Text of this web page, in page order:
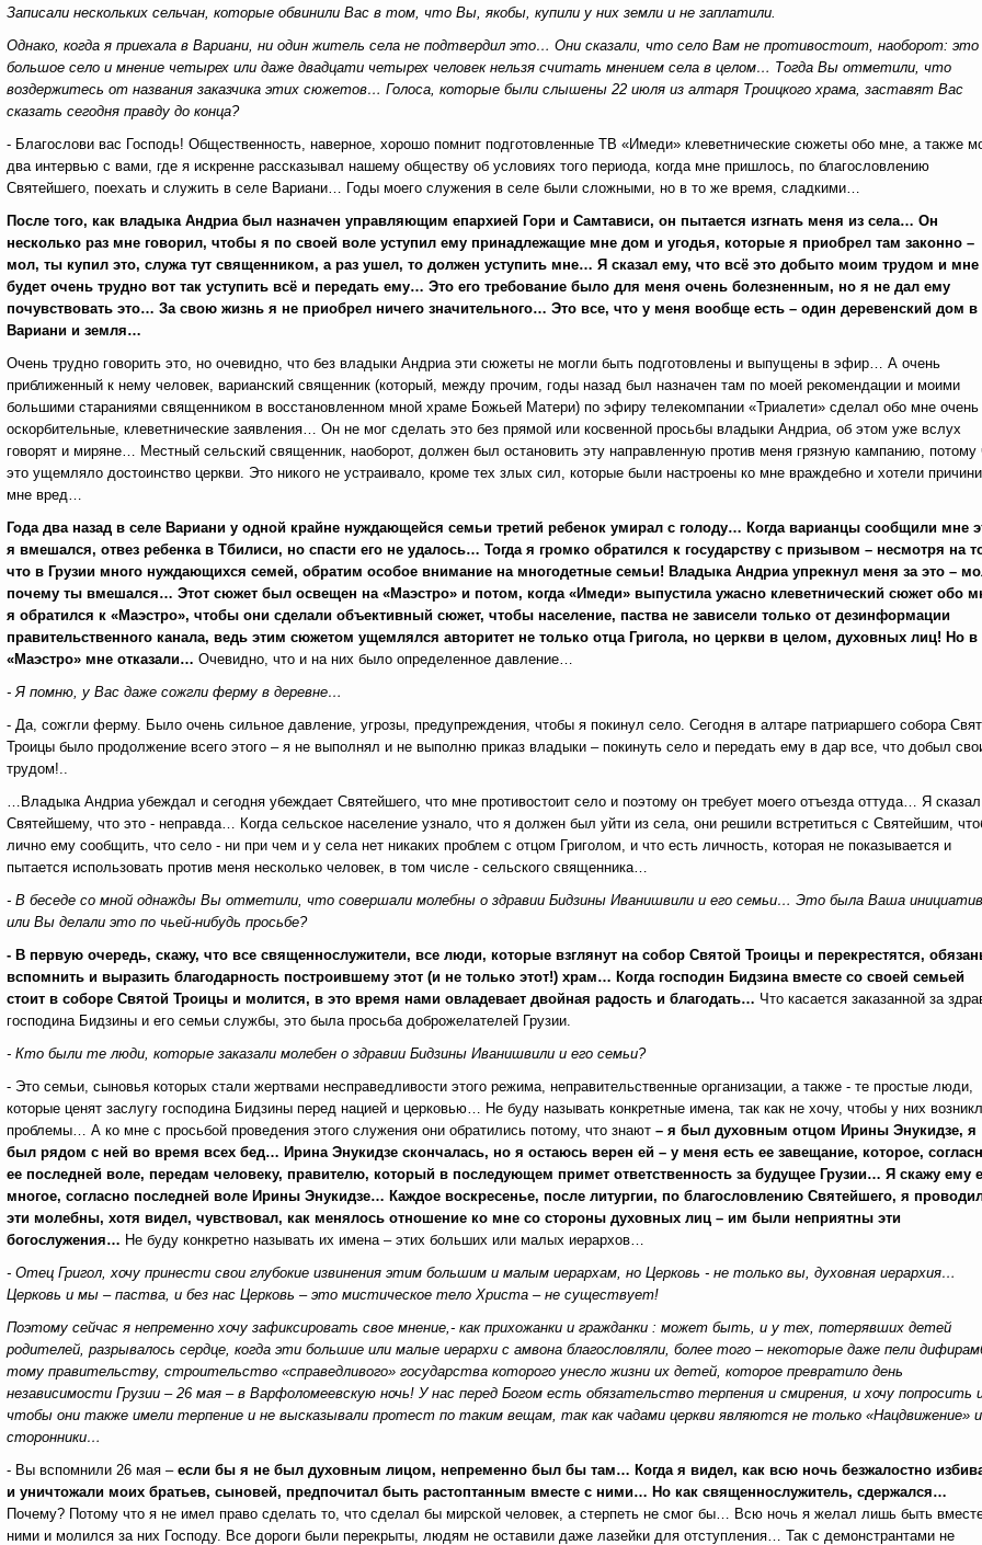
Записали нескольких сельчан, которые обвинили Вас в том, что Вы, якобы, купили у них земли и не заплатили.
Однако, когда я приехала в Вариани, ни один житель села не подтвердил это… Они сказали, что село Вам не противостоит, наоборот: это
большое село и мнение четырех или даже двадцати четырех человек нельзя считать мнением села в целом… Тогда Вы отметили, что
воздержитесь от названия заказчика этих сюжетов… Голоса, которые были слышены 22 июля из алтаря Троицкого храма, заставят Вас
сказать сегодня правду до конца?
- Благослови вас Господь! Общественность, наверное, хорошо помнит подготовленные ТВ «Имеди» клеветнические сюжеты обо мне, а также
два интервью с вами, где я искренне рассказывал нашему обществу об условиях того периода, когда мне пришлось, по благословлению
Святейшего, поехать и служить в селе Вариани… Годы моего служения в селе были сложными, но в то же время, сладкими…
После того, как владыка Андриа был назначен управляющим епархией Гори и Самтависи, он пытается изгнать меня из села… Он
несколько раз мне говорил, чтобы я по своей воле уступил ему принадлежащие мне дом и угодья, которые я приобрел там законно –
мол, ты купил это, служа тут священником, а раз ушел, то должен уступить мне… Я сказал ему, что всё это добыто моим трудом и мне
будет очень трудно вот так уступить всё и передать ему… Это его требование было для меня очень болезненным, но я не дал ему
почувствовать это… За свою жизнь я не приобрел ничего значительного… Это все, что у меня вообще есть – один деревенский дом в
Вариани и земля…
Очень трудно говорить это, но очевидно, что без владыки Андриа эти сюжеты не могли быть подготовлены и выпущены в эфир… А очень
приближенный к нему человек, варианский священник (который, между прочим, годы назад был назначен там по моей рекомендации и моими
большими стараниями священником в восстановленном мной храме Божьей Матери) по эфиру телекомпании «Триалети» сделал обо мне очень
оскорбительные, клеветнические заявления… Он не мог сделать это без прямой или косвенной просьбы владыки Андриа, об этом уже вслух
говорят и миряне… Местный сельский священник, наоборот, должен был остановить эту направленную против меня грязную кампанию, потому
это ущемляло достоинство церкви. Это никого не устраивало, кроме тех злых сил, которые были настроены ко мне враждебно и хотели
мне вред…
Года два назад в селе Вариани у одной крайне нуждающейся семьи третий ребенок умирал с голоду… Когда варианцы сообщили мне
я вмешался, отвез ребенка в Тбилиси, но спасти его не удалось… Тогда я громко обратился к государству с призывом – несмотря на
что в Грузии много нуждающихся семей, обратим особое внимание на многодетные семьи! Владыка Андриа упрекнул меня за это –
почему ты вмешался… Этот сюжет был освещен на «Маэстро» и потом, когда «Имеди» выпустила ужасно клеветнический сюжет обо
я обратился к «Маэстро», чтобы они сделали объективный сюжет, чтобы население, паства не зависели только от дезинформации
правительственного канала, ведь этим сюжетом ущемлялся авторитет не только отца Григола, но церкви в целом, духовных лиц! Но в
«Маэстро» мне отказали… Очевидно, что и на них было определенное давление…
- Я помню, у Вас даже сожгли ферму в деревне…
- Да, сожгли ферму. Было очень сильное давление, угрозы, предупреждения, чтобы я покинул село. Сегодня в алтаре патриаршего собора
Троицы было продолжение всего этого – я не выполнял и не выполню приказ владыки – покинуть село и передать ему в дар все, что добыл
трудом!..
…Владыка Андриа убеждал и сегодня убеждает Святейшего, что мне противостоит село и поэтому он требует моего отъезда оттуда… Я сказал
Святейшему, что это - неправда… Когда сельское население узнало, что я должен был уйти из села, они решили встретиться с Святейшим,
лично ему сообщить, что село - ни при чем и у села нет никаких проблем с отцом Григолом, и что есть личность, которая не показывается и
пытается использовать против меня несколько человек, в том числе - сельского священника…
- В беседе со мной однажды Вы отметили, что совершали молебны о здравии Бидзины Иванишвили и его семьи… Это была Ваша
или Вы делали это по чьей-нибудь просьбе?
- В первую очередь, скажу, что все священнослужители, все люди, которые взглянут на собор Святой Троицы и перекрестятся,
вспомнить и выразить благодарность построившему этот (и не только этот!) храм… Когда господин Бидзина вместе со своей семьей
стоит в соборе Святой Троицы и молится, в это время нами овладевает двойная радость и благодать… Что касается заказанной за
господина Бидзины и его семьи службы, это была просьба доброжелателей Грузии.
- Кто были те люди, которые заказали молебен о здравии Бидзины Иванишвили и его семьи?
- Это семьи, сыновья которых стали жертвами несправедливости этого режима, неправительственные организации, а также - те простые люди,
которые ценят заслугу господина Бидзины перед нацией и церковью… Не буду называть конкретные имена, так как не хочу, чтобы у них
проблемы… А ко мне с просьбой проведения этого служения они обратились потому, что знают – я был духовным отцом Ирины Энукидзе, я
был рядом с ней во время всех бед… Ирина Энукидзе скончалась, но я остаюсь верен ей – у меня есть ее завещание, которое,
ее последней воле, передам человеку, правителю, который в последующем примет ответственность за будущее Грузии… Я скажу ему
многое, согласно последней воле Ирины Энукидзе… Каждое воскресенье, после литургии, по благословлению Святейшего, я
эти молебны, хотя видел, чувствовал, как менялось отношение ко мне со стороны духовных лиц – им были неприятны эти
богослужения… Не буду конкретно называть их имена – этих больших или малых иерархов…
- Отец Григол, хочу принести свои глубокие извинения этим большим и малым иерархам, но Церковь - не только вы, духовная иерархия…
Церковь и мы – паства, и без нас Церковь – это мистическое тело Христа – не существует!
Поэтому сейчас я непременно хочу зафиксировать свое мнение,- как прихожанки и гражданки : может быть, и у тех, потерявших детей
родителей, разрывалось сердце, когда эти большие или малые иерархи с амвона благословляли, более того – некоторые даже пели
тому правительству, строительство «справедливого» государства которого унесло жизни их детей, которое превратило день
независимости Грузии – 26 мая – в Варфоломеевскую ночь! У нас перед Богом есть обязательство терпения и смирения, и хочу попросить
чтобы они также имели терпение и не высказывали протест по таким вещам, так как чадами церкви являются не только «Нацдвижение»
сторонники…
- Вы вспомнили 26 мая – если бы я не был духовным лицом, непременно был бы там… Когда я видел, как всю ночь безжалостно
и уничтожали моих братьев, сыновей, предпочитал быть растоптанным вместе с ними… Но как священнослужитель, сдержался…
Почему? Потому что я не имел право сделать то, что сделал бы мирской человек, а стерпеть не смог бы… Всю ночь я желал лишь быть
ними и молился за них Господу. Все дороги были перекрыты, людям не оставили даже лазейки для отступления… Так с демонстрантами не